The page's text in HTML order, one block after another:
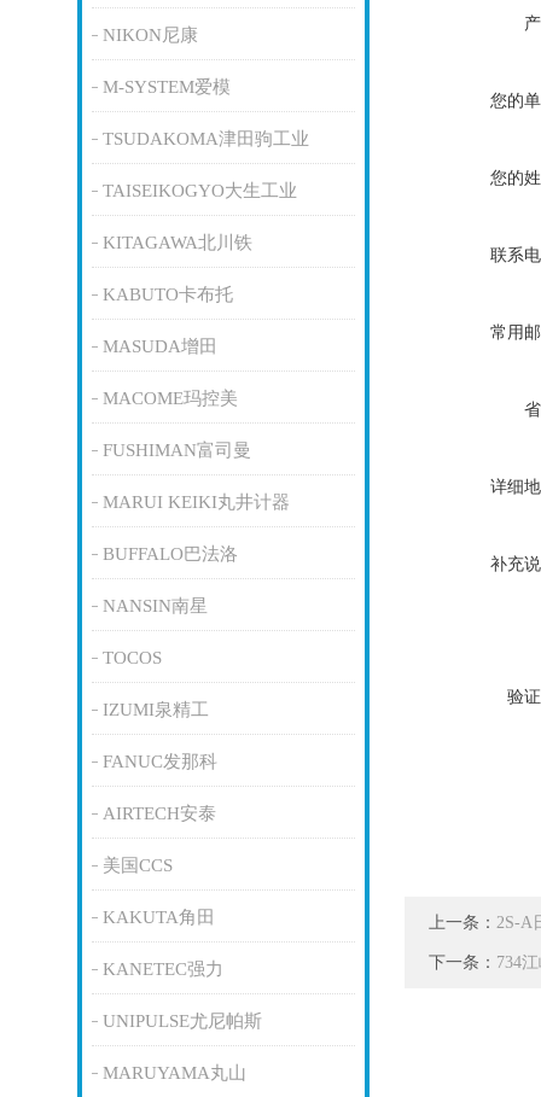
NIKON尼康
M-SYSTEM爱模
TSUDAKOMA津田驹工业
TAISEIKOGYO大生工业
KITAGAWA北川铁
KABUTO卡布托
MASUDA增田
MACOME玛控美
FUSHIMAN富司曼
MARUI KEIKI丸井计器
BUFFALO巴法洛
NANSIN南星
TOCOS
IZUMI泉精工
FANUC发那科
AIRTECH安泰
美国CCS
KAKUTA角田
KANETEC强力
UNIPULSE尤尼帕斯
MARUYAMA丸山
您的
您的
联系
常用
详细
补充
验
上一条： 2S-A
下一条： 734